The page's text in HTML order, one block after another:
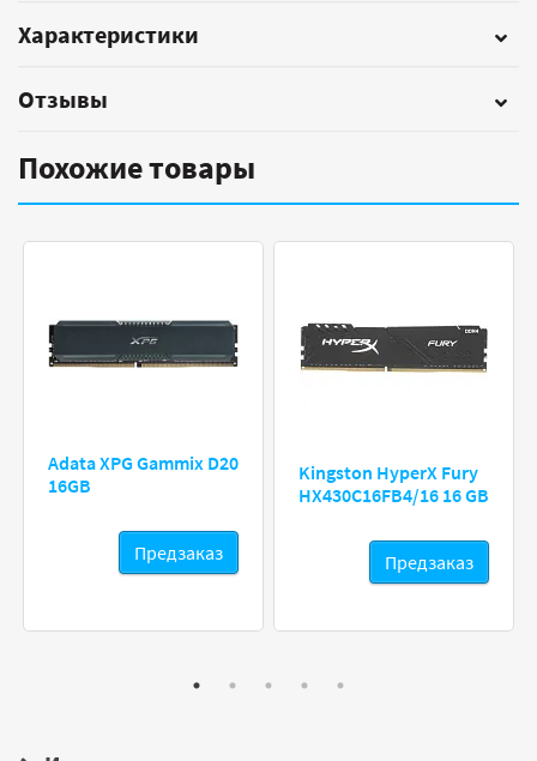
Характеристики
Отзывы
Похожие товары
Adata XPG Gammix D20
16GB
Предзаказ
Kingston HyperX Fury
HX430C16FB4/16 16 GB
Предзаказ